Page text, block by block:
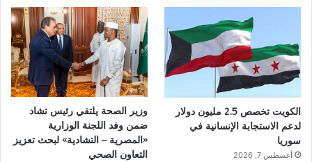
الكويت تخصص 2.5 مليون دولار
لدعم الاستجابة الإنسانية في
سوريا
أغسطس 7, 2026
وزير الصحة يلتقي رئيس تشاد
ضمن وفد اللجنة الوزارية
«المصرية – التشادية» لبحث تعزيز
التعاون الصحي